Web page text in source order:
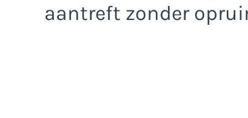
aantreft zonder